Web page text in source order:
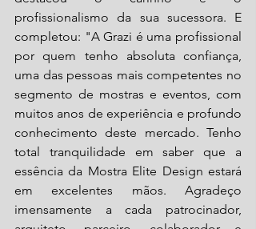
profissionalismo da sua sucessora. E
completou: "A Grazi é uma profissional
por quem tenho absoluta confiança,
uma das pessoas mais competentes no
segmento de mostras e eventos, com
muitos anos de experiência e profundo
conhecimento deste mercado. Tenho
total tranquilidade em saber que a
essência da Mostra Elite Design estará
em excelentes mãos. Agradeço
imensamente a cada patrocinador,